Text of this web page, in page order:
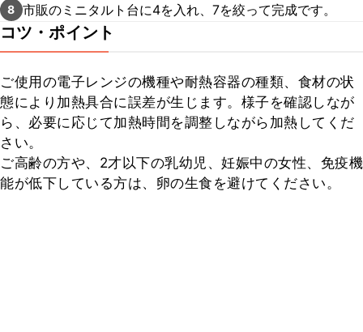
8 市販のミニタルト台に4を入れ、7を絞って完成です。
コツ・ポイント
ご使用の電子レンジの機種や耐熱容器の種類、食材の状
態により加熱具合に誤差が生じます。様子を確認しなが
ら、必要に応じて加熱時間を調整しながら加熱してくだ
さい。
ご高齢の方や、2才以下の乳幼児、妊娠中の女性、免疫機
能が低下している方は、卵の生食を避けてください。